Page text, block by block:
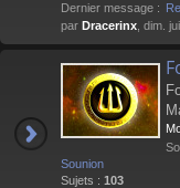
Dernier message :
par Dracerinx , dim.
Sounion
Sujets : 103